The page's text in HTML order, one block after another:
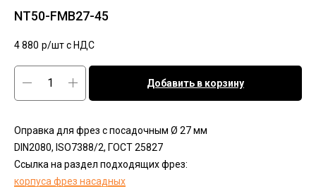
NT50-FMB27-45
4 880 р/шт c НДС
Добавить в корзину
Оправка для фрез с посадочным Ø 27 мм
DIN2080, ISO7388/2, ГОСТ 25827
Ссылка на раздел подходящих фрез:
корпуса фрез насадных